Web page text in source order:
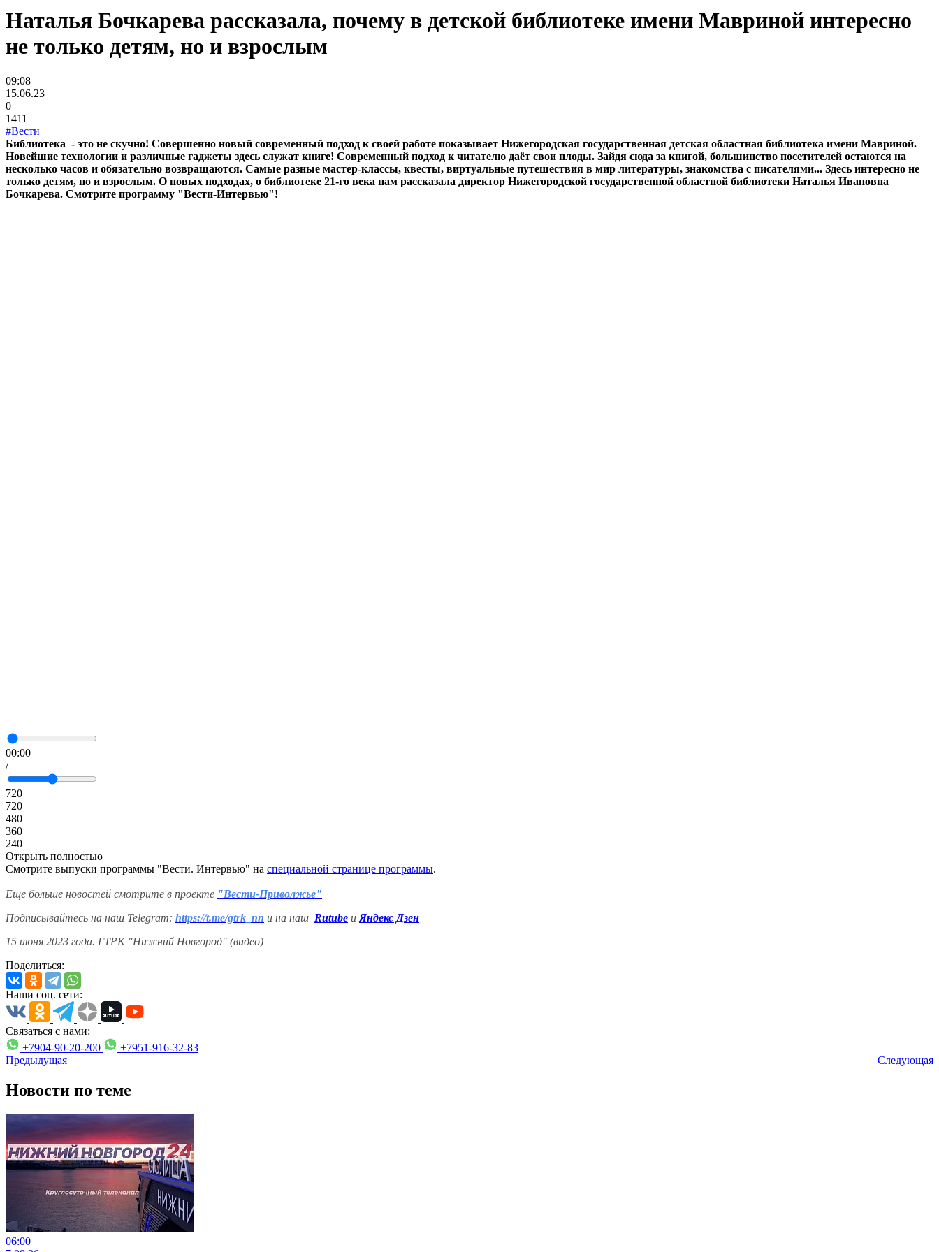
Наталья Бочкарева рассказала, почему в детской библиотеке имени Мавриной интересно
не только детям, но и взрослым
09:08
15.06.23
0
1411
#Вести
Библиотека - это не скучно! Совершенно новый современный подход к своей работе показывает Нижегородская государственная детская областная библиотека имени Мавриной.
Новейшие технологии и различные гаджеты здесь служат книге! Современный подход к читателю даёт свои плоды. Зайдя сюда за книгой, большинство посетителей остаются на
несколько часов и обязательно возвращаются. Самые разные мастер-классы, квесты, виртуальные путешествия в мир литературы, знакомства с писателями... Здесь интересно не
только детям, но и взрослым. О новых подходах, о библиотеке 21-го века нам рассказала директор Нижегородской государственной областной библиотеки Наталья Ивановна
Бочкарева. Смотрите программу "Вести-Интервью"!
00:00
/
720
720
480
360
240
Открыть полностью
Смотрите выпуски программы "Вести. Интервью" на специальной странице программы.
Еще больше новостей смотрите в проекте "Вести-Приволжье"
Подписывайтесь на наш Telegram: https://t.me/gtrk_nn и на наш Rutube и Яндекс Дзен
15 июня 2023 года. ГТРК "Нижний Новгород" (видео)
Поделиться:
Наши соц. сети:
Связаться с нами:
+7904-90-20-200
+7951-916-32-83
Предыдущая
Следующая
Новости по теме
06:00